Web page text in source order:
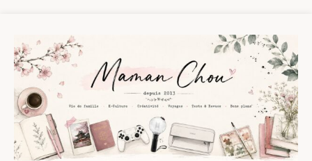
contenu